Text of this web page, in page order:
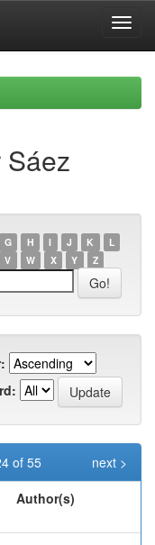
G H I J K
L
V W X Y Z
of 55
next >
Author(s)